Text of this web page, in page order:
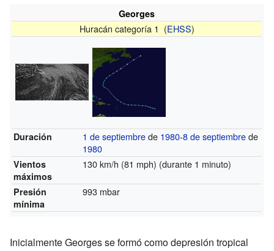
Georges
Huracán categoría 1 (EHSS)
Duración 1 de septiembrede 1980-8 de septiembrede
1980
Vientos
máximos
130 km/h (81 mph) (durante 1 minuto)
Presión
mínima
993 mbar
Inicialmente Georges se formó como depresión tropical